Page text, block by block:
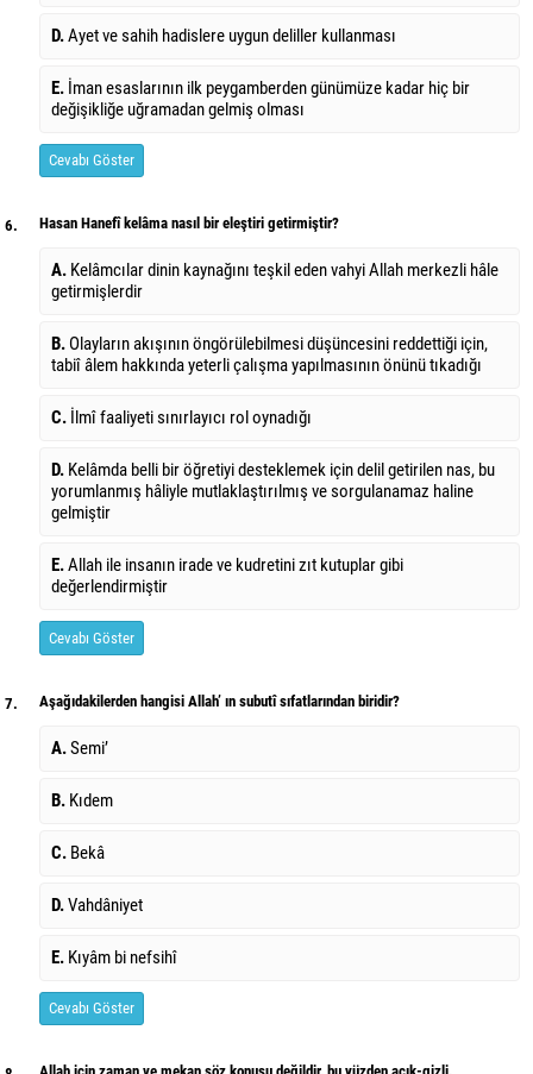
D.Ayet ve sahih hadislere uygun deliller kullanması
E. İman esaslarının ilk peygamberden günümüze kadar hiç bir
değişikliğe uğramadan gelmiş olması
Cevabı Göster
6. Hasan Hanefî kelâma nasıl bir eleştiri getirmiştir?
A. Kelâmcılar dinin kaynağını teşkil eden vahyi Allah merkezli hâle
getirmişlerdir
B. Olayların akışının öngörülebilmesi düşüncesini reddettiği için,
tabiî âlem hakkında yeterli çalışma yapılmasının önünü tıkadığı
C. İlmî faaliyeti sınırlayıcı rol oynadığı
D. Kelâmda belli bir öğretiyi desteklemek için delil getirilen nas, bu
yorumlanmış hâliyle mutlaklaştırılmış ve sorgulanamaz haline
gelmiştir
E.Allah ile insanın irade ve kudretini zıt kutuplar gibi
değerlendirmiştir
Cevabı Göster
7. Aşağıdakilerden hangisi Allah’ ın subutî sıfatlarından biridir?
A.Semi’
B. Kıdem
C. Bekâ
D.Vahdâniyet
E. Kıyâm bi nefsihî
Cevabı Göster